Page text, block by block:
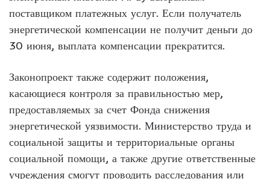
поставщиком платежных услуг. Если получатель
энергетической компенсации не получит деньги до
30 июня, выплата компенсации прекратится.
Законопроект также содержит положения,
касающиеся контроля за правильностью мер,
предоставляемых за счет Фонда снижения
энергетической уязвимости. Министерство труда и
социальной защиты и территориальные органы
социальной помощи, а также другие ответственные
учреждения смогут проводить расследования или